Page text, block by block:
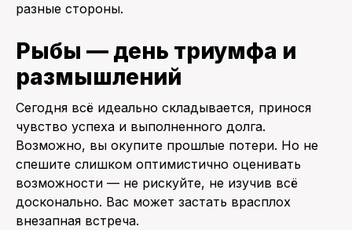
разные стороны.
Рыбы — день триумфа и
размышлений
Сегодня всё идеально складывается, принося
чувство успеха и выполненного долга.
Возможно, вы окупите прошлые потери. Но не
спешите слишком оптимистично оценивать
возможности — не рискуйте, не изучив всё
досконально. Вас может застать врасплох
внезапная встреча.